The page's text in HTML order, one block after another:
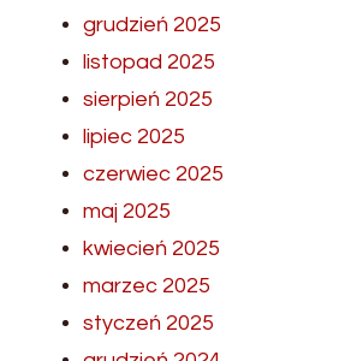
grudzień 2025
listopad 2025
sierpień 2025
lipiec 2025
czerwiec 2025
maj 2025
kwiecień 2025
marzec 2025
styczeń 2025